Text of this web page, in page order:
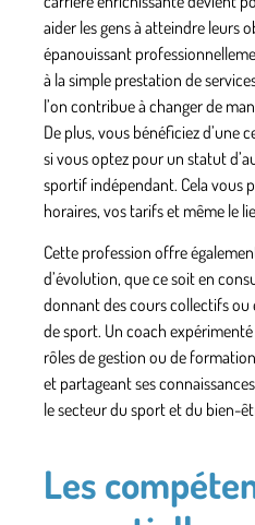
aider les gens à atteindre leurs
épanouissant
à la simple prestation de
l’on contribue à changer de
De plus, vous bénéficiez
si vous optez pour un statut
sportif indépendant. Cela vous
horaires, vos tarifs et même le
Cette profession offre
d’évolution, que ce soit en
donnant descours collectifsou
de sport. Un coach
rôles de gestion ou de
et partageant ses
le secteur du sport et du bien-
Les